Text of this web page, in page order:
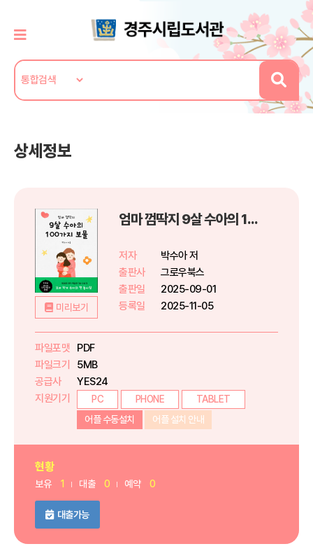
상세정보
미리보기
엄마 껌딱지 9살 수아의 100가지 보물
저자
박수아 저
출판사
그로우북스
출판일
2025-09-01
등록일
2025-11-05
파일포맷
PDF
파일크기
5MB
공급사
YES24
지원기기
PC PHONE
TABLET
어플 수동설치
어플 설치 안내
현황
보유 1 대출 0 예약 0
대출가능